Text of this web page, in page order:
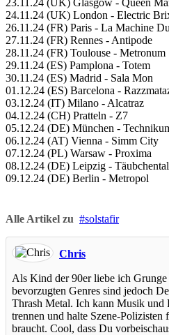
24.11.24 (UK) London - Electric
26.11.24 (FR) Paris - La Machine
27.11.24 (FR) Rennes - Antipode
28.11.24 (FR) Toulouse - Metronum
29.11.24 (ES) Pamplona - Totem
30.11.24 (ES) Madrid - Sala Mon
01.12.24 (ES) Barcelona -
03.12.24 (IT) Milano - Alcatraz
04.12.24 (CH) Pratteln - Z7
05.12.24 (DE) München -
06.12.24 (AT) Vienna - Simm City
07.12.24 (PL) Warsaw - Proxima
08.12.24 (DE) Leipzig - Täubchental
09.12.24 (DE) Berlin - Metropol
Alle Artikel zu solstafir
Chris
Als Kind der 90er liebe ich
bevorzugten Genres sind jedoch
Thrash Metal. Ich kann Musik und
trennen und halte Szene-
braucht. Cool, dass Du